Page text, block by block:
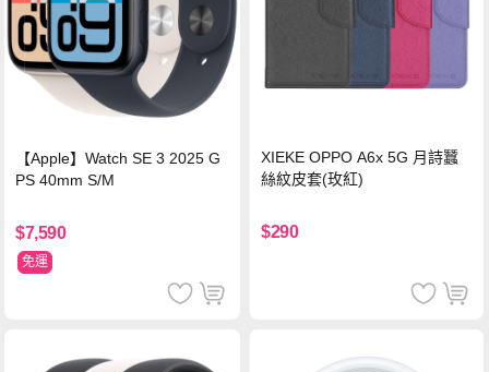
【Apple】Watch SE 3 2025 G
PS 40mm S/M
$7,590
免運
XIEKE OPPO A6x 5G 月詩蠶
絲紋皮套(玫紅)
$290